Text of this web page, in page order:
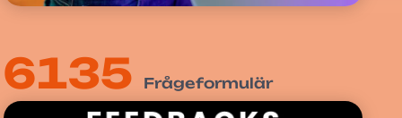
6135 Frågeformulär